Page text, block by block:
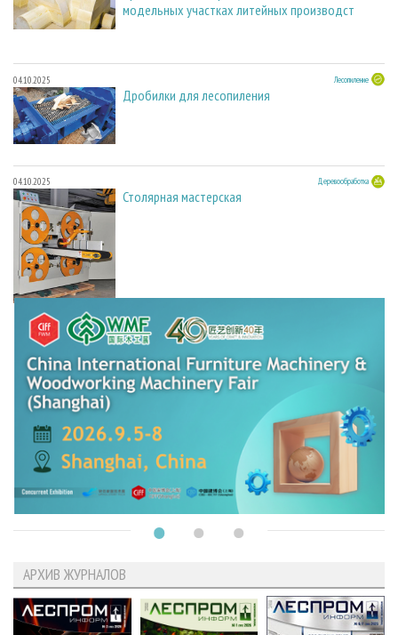
модельных участках литейных производст
04.10.2025 Лесопиление
Дробилки для лесопиления
04.10.2025 Деревообработка
Столярная мастерская
АРХИВ ЖУРНАЛОВ